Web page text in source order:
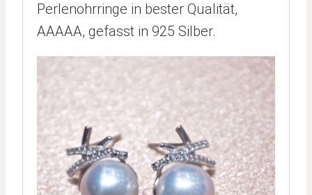
Perlenohrringe in bester Qualität,
AAAAA, gefasst in 925 Silber.